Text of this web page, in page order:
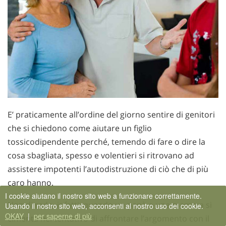
E’ praticamente all’ordine del giorno sentire di genitori
che si chiedono come aiutare un figlio
tossicodipendente perché, temendo di fare o dire la
cosa sbagliata, spesso e volentieri si ritrovano ad
assistere impotenti l’autodistruzione di ciò che di più
caro hanno.
Non di rado, infatti, quando un papà o una mamma si
cimenta nel tentativo di affrontare l’argomento con il
I cookie aiutano il nostro sito web a funzionare correttamente.
Usando il nostro sito web, acconsenti al nostro uso dei cookie.
OKAY | per saperne di più